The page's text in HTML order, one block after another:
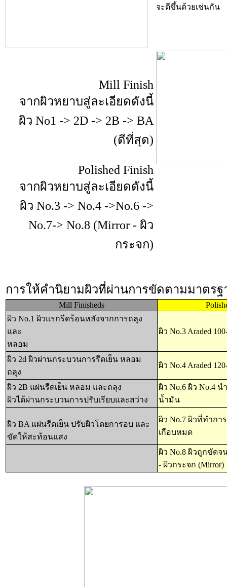
จะดีขึ้นด้วยเช่นกัน
Mill Finish
จากผิวหยาบสู่ละเอียดดังนี้
ผิว No1 -> 2D -> 2B -> BA
(ดีที่สุด)
Polished Finish
จากผิวหยาบสู่ละเอียดดังนี้
ผิว No.3 -> No.4 ->No.6 ->
No.7-> No.8 (Mirror - ผิว
กระจก)
การให้คำนิยามผิวที่ผ่านการขัดตามมาตรฐ
Mill Finisheds
ผิว No.1 ผิวแรกรีดร้อนหลังจากการถลุง
และ
หลอม
ผิว No.3 Araded
ผิว 2d ผิวผ่านกระบวนการรีดเย็น หลอม
ถลุง
ผิว No.4 Araded
ผิว 2B แผ่นรีดเย็น หลอม และถลุง
ผิวได้ผ่านกระบวนการปรับเรียบและสว่าง
ผิว No.6 ผิว No.4
น้ำมัน
ผิว BA แผ่นรีดเย็น ปรับผิวโดยการอบ และ
ขัดให้สะท้อนแสง
ผิว No.7 ผิวที่ทำก
เกือบหมด
ผิว No.8 ผิวถูกขัดจ
- ผิวกระจก (Mirror)